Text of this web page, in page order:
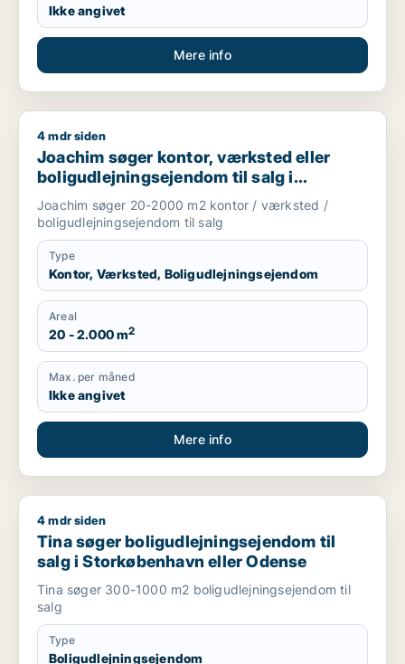
Ikke angivet
Mere info
Joachim søger kontor, værksted eller
4 mdr siden
Joachim søger kontor, værksted eller
boligudlejningsejendom til salg i
Storkøbenhavn
Joachim søger 20-2000 m2 kontor / værksted /
boligudlejningsejendom til salg
Type
Kontor, Værksted, Boligudlejningsejendom
Areal
20 - 2.000 m2
Max. per måned
Ikke angivet
Mere info
Tina søger boligudlejningsejendom til salg i Storkøbenhavn
4 mdr siden
Tina søger boligudlejningsejendom til
salg i Storkøbenhavn eller Odense
Tina søger 300-1000 m2 boligudlejningsejendom til
salg
Type
Boligudlejningsejendom